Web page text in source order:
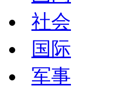
社会
国际
军事